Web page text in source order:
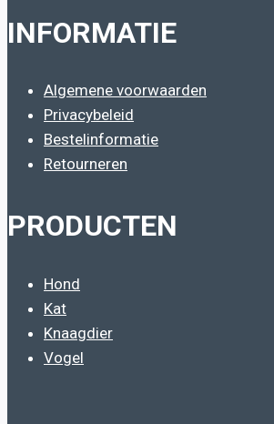
INFORMATIE
Algemene voorwaarden
Privacybeleid
Bestelinformatie
Retourneren
PRODUCTEN
Hond
Kat
Knaagdier
Vogel